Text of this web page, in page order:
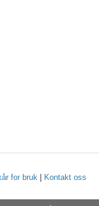
for bruk| Kontakt oss